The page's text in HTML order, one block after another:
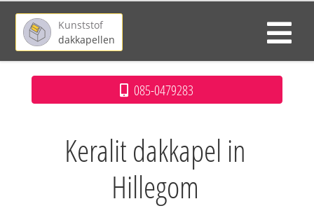
Kunststof
dakkapellen
085-0479283
Keralit dakkapel in
Hillegom